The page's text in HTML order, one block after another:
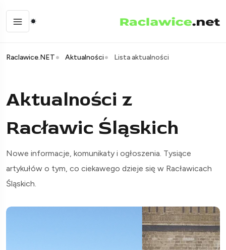
Raclawice.NET Aktualności Lista aktualności
Aktualności z
Racławic Śląskich
Nowe informacje, komunikaty i ogłoszenia. Tysiące
artykułów o tym, co ciekawego dzieje się w Racławicach
Śląskich.